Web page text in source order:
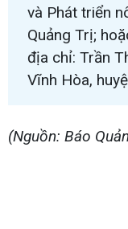
và Phát triển
Quảng Trị;
địa chỉ: Trần
Vĩnh Hòa,
(Nguồn: Báo